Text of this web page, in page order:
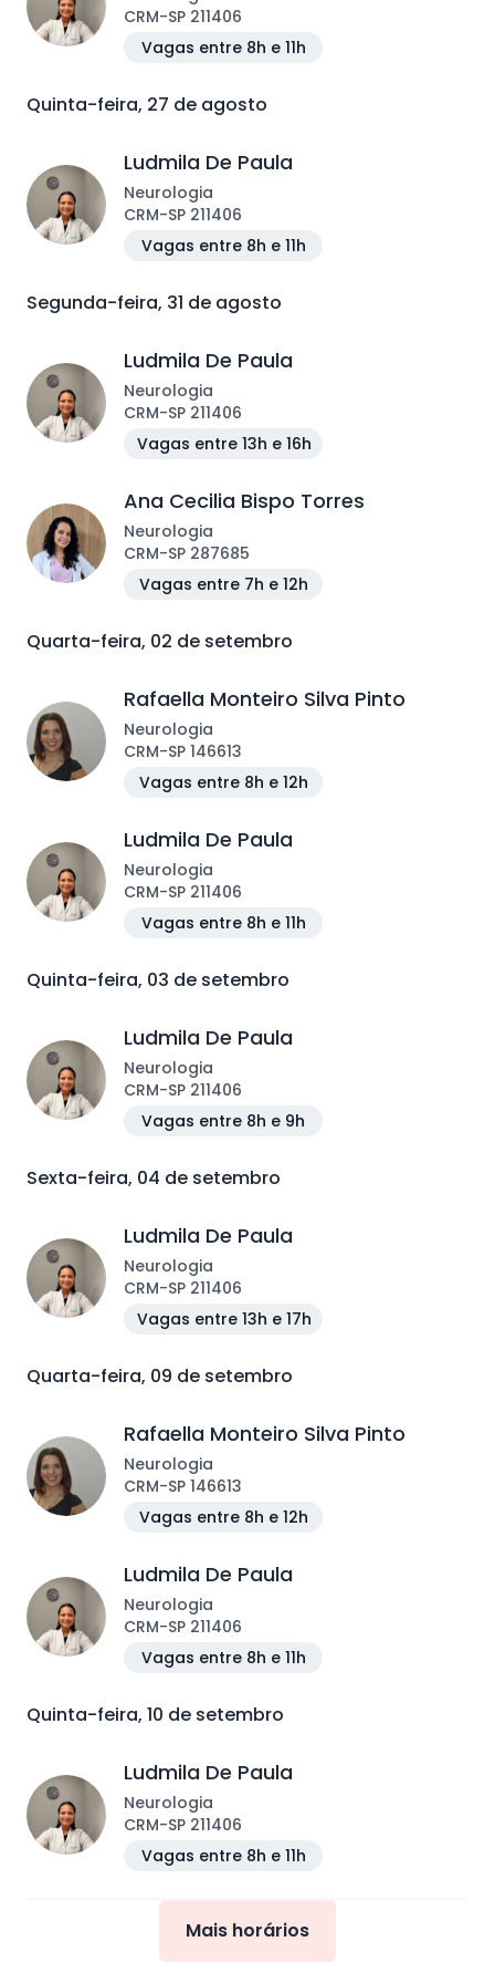
CRM-SP 211406
Vagas entre 8h e 11h
Quinta-feira, 27 de agosto
Ludmila De Paula
Neurologia
CRM-SP 211406
Vagas entre 8h e 11h
Segunda-feira, 31 de agosto
Ludmila De Paula
Neurologia
CRM-SP 211406
Vagas entre 13h e 16h
Ana Cecilia Bispo Torres
Neurologia
CRM-SP 287685
Vagas entre 7h e 12h
Quarta-feira, 02 de setembro
Rafaella Monteiro Silva Pinto
Neurologia
CRM-SP 146613
Vagas entre 8h e 12h
Ludmila De Paula
Neurologia
CRM-SP 211406
Vagas entre 8h e 11h
Quinta-feira, 03 de setembro
Ludmila De Paula
Neurologia
CRM-SP 211406
Vagas entre 8h e 9h
Sexta-feira, 04 de setembro
Ludmila De Paula
Neurologia
CRM-SP 211406
Vagas entre 13h e 17h
Quarta-feira, 09 de setembro
Rafaella Monteiro Silva Pinto
Neurologia
CRM-SP 146613
Vagas entre 8h e 12h
Ludmila De Paula
Neurologia
CRM-SP 211406
Vagas entre 8h e 11h
Quinta-feira, 10 de setembro
Ludmila De Paula
Neurologia
CRM-SP 211406
Vagas entre 8h e 11h
Mais horários